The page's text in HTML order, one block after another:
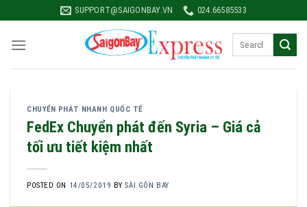
to
content
SUPPORT@SAIGONBAY.VN 024.66585533
CHUYỂN PHÁT NHANH QUỐC TẾ
FedEx Chuyển phát đến Syria – Giá cả
tối ưu tiết kiệm nhất
POSTED ON 14/05/2019 BYSÀI GÒN BAY